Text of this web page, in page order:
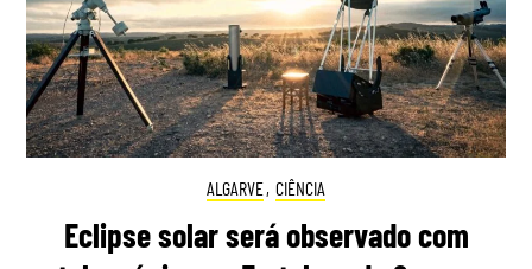
ALGARVE, CIÊNCIA
Eclipse solar será observado com